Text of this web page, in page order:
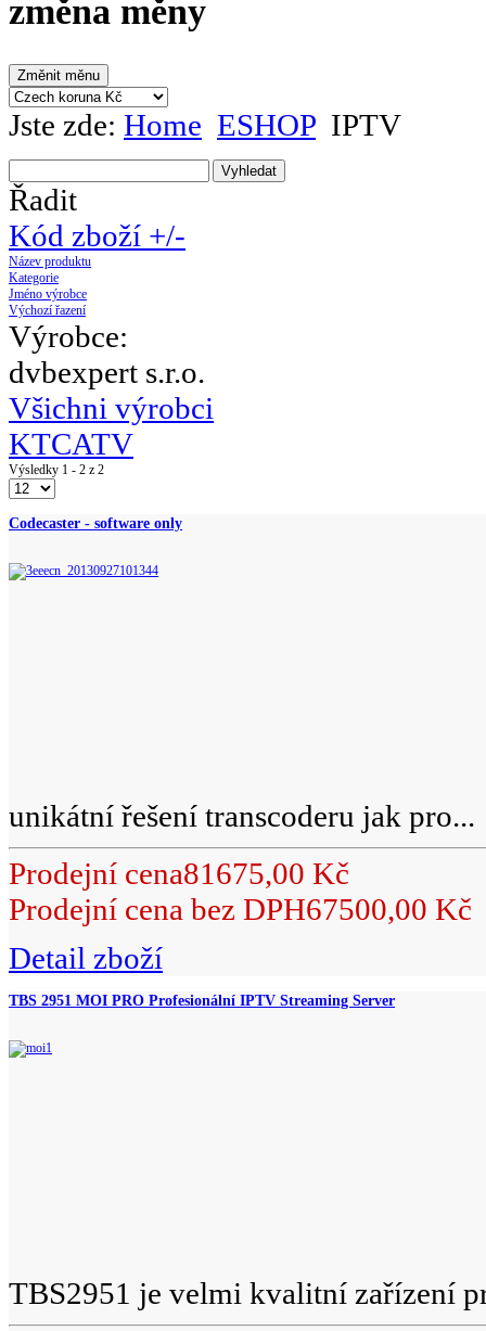
změna měny
Jste zde: Home ESHOP IPTV
Řadit
Kód zboží +/-
Název produktu
Kategorie
Jméno výrobce
Výchozí řazení
Výrobce:
dvbexpert s.r.o.
Všichni výrobci
KTCATV
Výsledky 1 - 2 z 2
Codecaster - software only
unikátní řešení transcoderu jak pro...
Prodejní cena81675,00 Kč
Prodejní cena bez DPH67500,00 Kč
Detail zboží
TBS 2951 MOI PRO Profesionální IPTV Streaming Server
TBS2951 je velmi kvalitní zařízení